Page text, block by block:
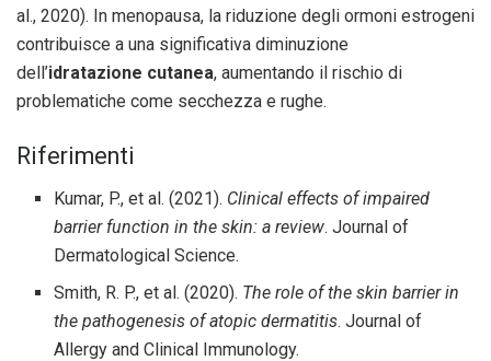
al., 2020). In menopausa, la riduzione degli ormoni estrogeni
contribuisce a una significativa diminuzione
dell’idratazione cutanea, aumentando il rischio di
problematiche come secchezza e rughe.
Riferimenti
Kumar, P., et al. (2021). Clinical effects of impaired
barrier function in the skin: a review. Journal of
Dermatological Science.
Smith, R. P., et al. (2020). The role of the skin barrier in
the pathogenesis of atopic dermatitis. Journal of
Allergy and Clinical Immunology.